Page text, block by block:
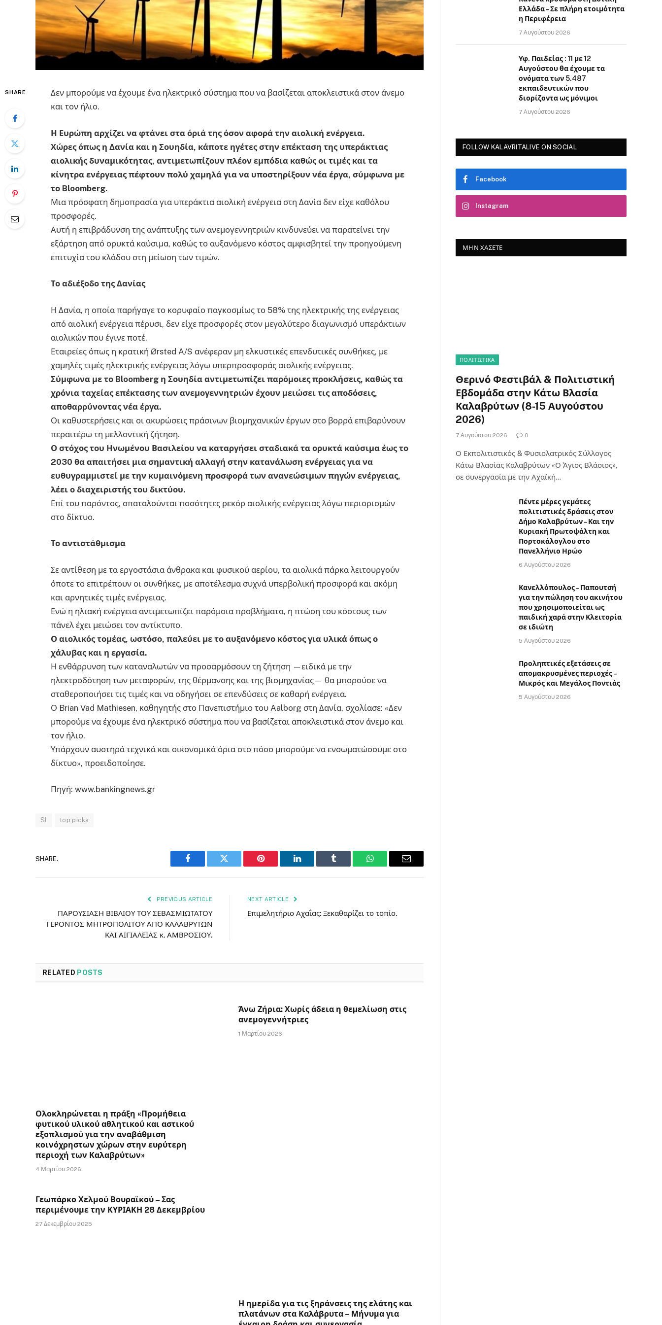
SHARE
Δεν μπορούμε να έχουμε ένα ηλεκτρικό σύστημα που να βασίζεται αποκλειστικά στον άνεμο
και τον ήλιο.
Η Ευρώπη αρχίζει να φτάνει στα όριά της όσον αφορά την αιολική ενέργεια.
Χώρες όπως η Δανία και η Σουηδία, κάποτε ηγέτες στην επέκταση της υπεράκτιας
αιολικής δυναμικότητας, αντιμετωπίζουν πλέον εμπόδια καθώς οι τιμές και τα
κίνητρα ενέργειας πέφτουν πολύ χαμηλά για να υποστηρίξουν νέα έργα, σύμφωνα με
το Bloomberg.
Μια πρόσφατη δημοπρασία για υπεράκτια αιολική ενέργεια στη Δανία δεν είχε καθόλου
προσφορές.
Αυτή η επιβράδυνση της ανάπτυξης των ανεμογεννητριών κινδυνεύει να παρατείνει την
εξάρτηση από ορυκτά καύσιμα, καθώς το αυξανόμενο κόστος αμφισβητεί την προηγούμενη
επιτυχία του κλάδου στη μείωση των τιμών.
Το αδιέξοδο της Δανίας
Η Δανία, η οποία παρήγαγε το κορυφαίο παγκοσμίως το 58% της ηλεκτρικής της ενέργειας
από αιολική ενέργεια πέρυσι, δεν είχε προσφορές στον μεγαλύτερο διαγωνισμό υπεράκτιων
αιολικών που έγινε ποτέ.
Εταιρείες όπως η κρατική Ørsted A/S ανέφεραν μη ελκυστικές επενδυτικές συνθήκες, με
χαμηλές τιμές ηλεκτρικής ενέργειας λόγω υπερπροσφοράς αιολικής ενέργειας.
Σύμφωνα με το Bloomberg η Σουηδία αντιμετωπίζει παρόμοιες προκλήσεις, καθώς τα
χρόνια ταχείας επέκτασης των ανεμογεννητριών έχουν μειώσει τις αποδόσεις,
αποθαρρύνοντας νέα έργα.
Οι καθυστερήσεις και οι ακυρώσεις πράσινων βιομηχανικών έργων στο βορρά επιβαρύνουν
περαιτέρω τη μελλοντική ζήτηση.
Ο στόχος του Ηνωμένου Βασιλείου να καταργήσει σταδιακά τα ορυκτά καύσιμα έως το
2030 θα απαιτήσει μια σημαντική αλλαγή στην κατανάλωση ενέργειας για να
ευθυγραμμιστεί με την κυμαινόμενη προσφορά των ανανεώσιμων πηγών ενέργειας,
λέει ο διαχειριστής του δικτύου.
Επί του παρόντος, σπαταλούνται ποσότητες ρεκόρ αιολικής ενέργειας λόγω περιορισμών
στο δίκτυο.
Το αντιστάθμισμα
Σε αντίθεση με τα εργοστάσια άνθρακα και φυσικού αερίου, τα αιολικά πάρκα λειτουργούν
όποτε το επιτρέπουν οι συνθήκες, με αποτέλεσμα συχνά υπερβολική προσφορά και ακόμη
και αρνητικές τιμές ενέργειας.
Ενώ η ηλιακή ενέργεια αντιμετωπίζει παρόμοια προβλήματα, η πτώση του κόστους των
πάνελ έχει μειώσει τον αντίκτυπο.
Ο αιολικός τομέας, ωστόσο, παλεύει με το αυξανόμενο κόστος για υλικά όπως ο
χάλυβας και η εργασία.
Η ενθάρρυνση των καταναλωτών να προσαρμόσουν τη ζήτηση —ειδικά με την
ηλεκτροδότηση των μεταφορών, της θέρμανσης και της βιομηχανίας— θα μπορούσε να
σταθεροποιήσει τις τιμές και να οδηγήσει σε επενδύσεις σε καθαρή ενέργεια.
Ο Brian Vad Mathiesen, καθηγητής στο Πανεπιστήμιο του Aalborg στη Δανία, σχολίασε: «Δεν
μπορούμε να έχουμε ένα ηλεκτρικό σύστημα που να βασίζεται αποκλειστικά στον άνεμο και
τον ήλιο.
Υπάρχουν αυστηρά τεχνικά και οικονομικά όρια στο πόσο μπορούμε να ενσωματώσουμε στο
δίκτυο», προειδοποίησε.
Πηγή: www.bankingnews.gr
Sl top picks
SHARE.
Facebook Twitter Pinterest LinkedIn Tumblr WhatsAppEmail
PREVIOUS ARTICLE
ΠΑΡΟΥΣΙΑΣΗ ΒΙΒΛΙΟΥ ΤΟΥ ΣΕΒΑΣΜΙΩΤΑΤΟΥ
ΓΕΡΟΝΤΟΣ ΜΗΤΡΟΠΟΛΙΤΟΥ ΑΠΟ ΚΑΛΑΒΡΥΤΩΝ
ΚΑΙ ΑΙΓΙΑΛΕΙΑΣ κ. ΑΜΒΡΟΣΙΟΥ.
NEXT ARTICLE
Επιμελητήριο Αχαΐας: Ξεκαθαρίζει το τοπίο.
RELATED POSTS
Ολοκληρώνεται η πράξη «Προμήθεια
φυτικού υλικού αθλητικού και αστικού
εξοπλισμού για την αναβάθμιση
κοινόχρηστων χώρων στην ευρύτερη
περιοχή των Καλαβρύτων»
4 Μαρτίου 2026
Άνω Ζήρια: Χωρίς άδεια η θεµελίωση στις
ανεμογεννήτριες
1 Μαρτίου 2026
Γεωπάρκο Χελμού Βουραϊκού – Σας
περιμένουμε την ΚΥΡΙΑΚΗ 28 Δεκεμβρίου
27 Δεκεμβρίου 2025
Η ημερίδα για τις ξηράνσεις της ελάτης και
πλατάνων στα Καλάβρυτα – Μήνυμα για
Ελλάδα – Σε πλήρη ετοιμότητα
η Περιφέρεια
7 Αυγούστου 2026
Υφ. Παιδείας : 11 με 12
Αυγούστου θα έχουμε τα
ονόματα των 5.487
εκπαιδευτικών που
διορίζοντα ως μόνιμοι
7 Αυγούστου 2026
FOLLOW KALAVRITALIVE ON SOCIAL
Facebook
Instagram
ΜΗΝ ΧΆΣΕΤΕ
ΠΟΛΙΤΙΣΤΙΚΑ
Θερινό Φεστιβάλ & Πολιτιστική
Εβδομάδα στην Κάτω Βλασία
Καλαβρύτων (8-15 Αυγούστου
2026)
7 Αυγούστου 2026 0
Ο Εκπολιτιστικός & Φυσιολατρικός Σύλλογος
Κάτω Βλασίας Καλαβρύτων «Ο Άγιος Βλάσιος»,
σε συνεργασία με την Αχαϊκή…
Πέντε μέρες γεμάτες
πολιτιστικές δράσεις στον
Δήμο Καλαβρύτων – Και την
Κυριακή Πρωτοψάλτη και
Πορτοκάλογλου στο
Πανελλήνιο Ηρώο
6 Αυγούστου 2026
Κανελλόπουλος – Παπουτσή
για την πώληση του ακινήτου
που χρησιμοποιείται ως
παιδική χαρά στην Κλειτορία
σε ιδιώτη
5 Αυγούστου 2026
Προληπτικές εξετάσεις σε
απομακρυσμένες περιοχές –
Μικρός και Μεγάλος Ποντιάς
5 Αυγούστου 2026